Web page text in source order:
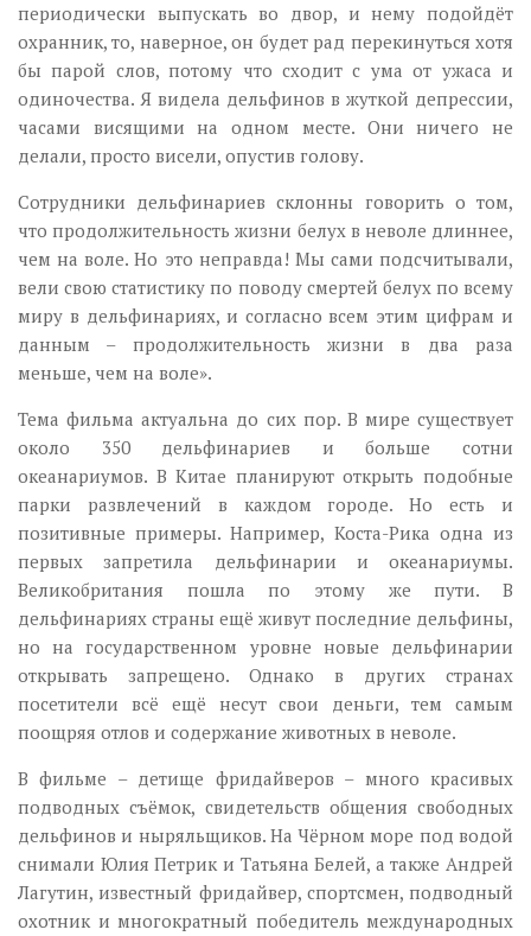
периодически выпускать во двор, и нему подойдёт
охранник, то, наверное, он будет рад перекинуться хотя
бы парой слов, потому что сходит с ума от ужаса и
одиночества. Я видела дельфинов в жуткой депрессии,
часами висящими на одном месте. Они ничего не
делали, просто висели, опустив голову.
Сотрудники дельфинариев склонны говорить о том,
что продолжительность жизни белух в неволе длиннее,
чем на воле. Но это неправда! Мы сами подсчитывали,
вели свою статистику по поводу смертей белух по всему
миру в дельфинариях, и согласно всем этим цифрам и
данным – продолжительность жизни в два раза
меньше, чем на воле».
Тема фильма актуальна до сих пор. В мире существует
около 350 дельфинариев и больше сотни
океанариумов. В Китае планируют открыть подобные
парки развлечений в каждом городе. Но есть и
позитивные примеры. Например, Коста-Рика одна из
первых запретила дельфинарии и океанариумы.
Великобритания пошла по этому же пути. В
дельфинариях страны ещё живут последние дельфины,
но на государственном уровне новые дельфинарии
открывать запрещено. Однако в других странах
посетители всё ещё несут свои деньги, тем самым
поощряя отлов и содержание животных в неволе.
В фильме – детище фридайверов – много красивых
подводных съёмок, свидетельств общения свободных
дельфинов и ныряльщиков. На Чёрном море под водой
снимали Юлия Петрик и Татьяна Белей, а также Андрей
Лагутин, известный фридайвер, спортсмен, подводный
охотник и многократный победитель международных